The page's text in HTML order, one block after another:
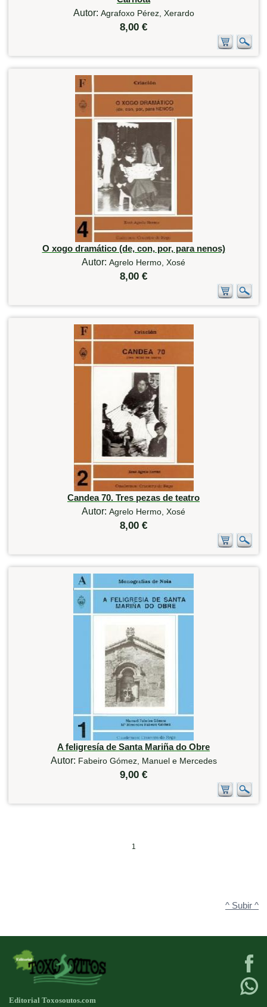
Autor: Agrafoxo Pérez, Xerardo
8,00 €
O xogo dramático (de, con, por, para nenos)
Autor: Agrelo Hermo, Xosé
8,00 €
Candea 70. Tres pezas de teatro
Autor: Agrelo Hermo, Xosé
8,00 €
A feligresía de Santa Mariña do Obre
Autor: Fabeiro Gómez, Manuel e Mercedes
9,00 €
1
^ Subir ^
Editorial Toxosoutos.com